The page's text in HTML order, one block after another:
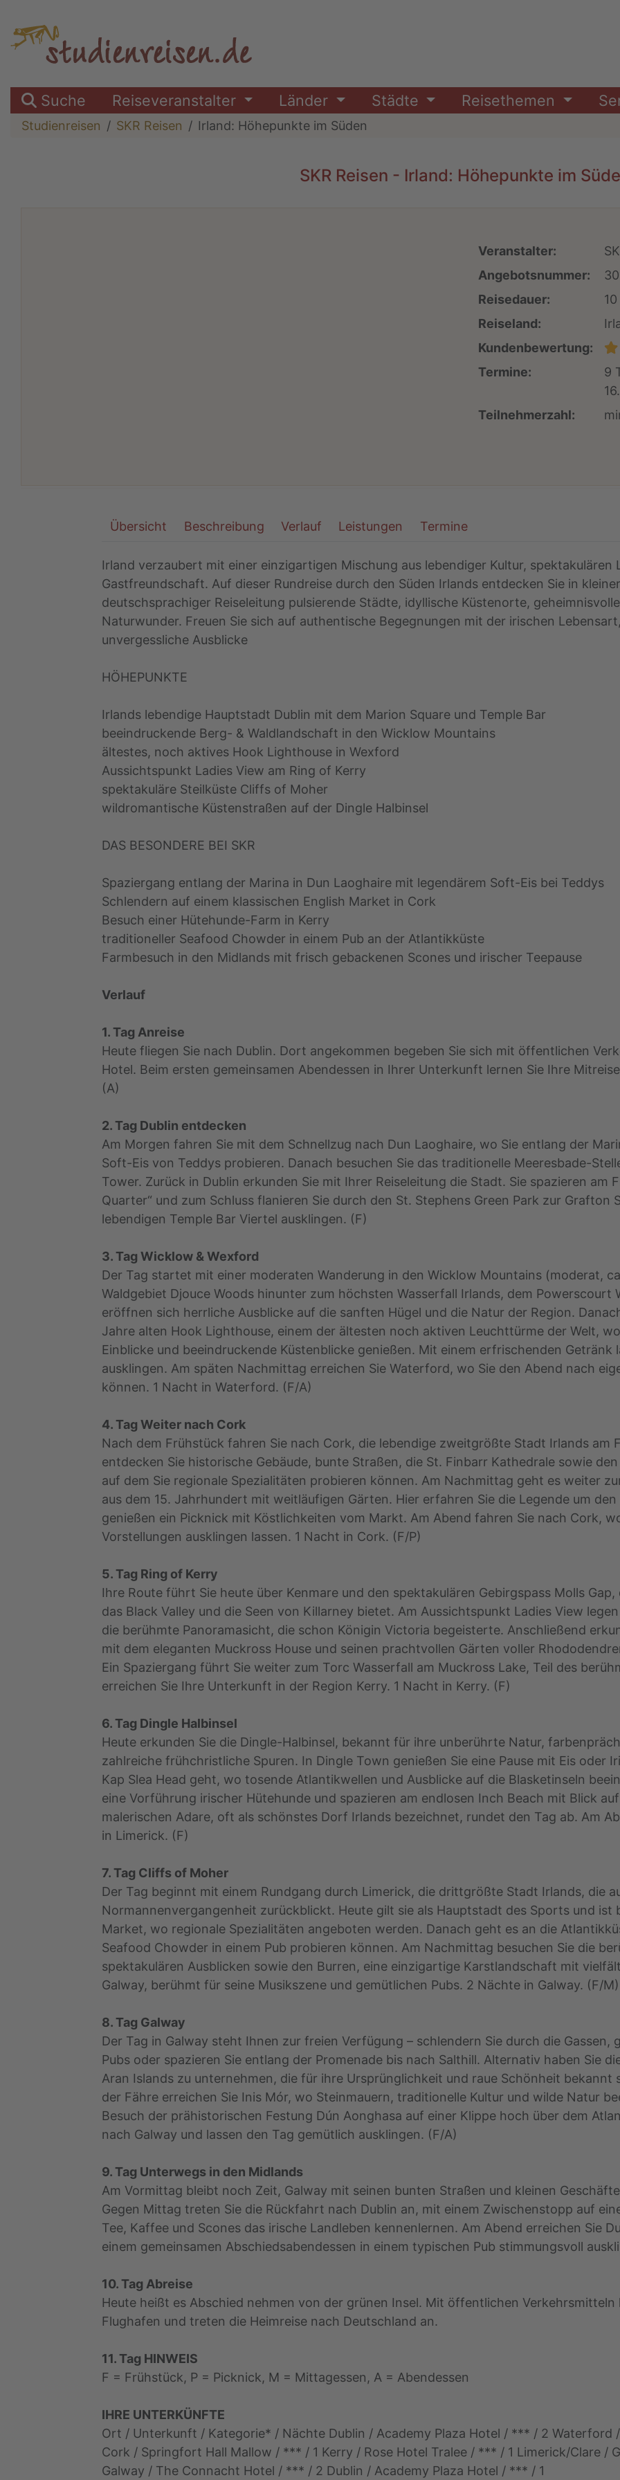
Suche Reiseveranstalter Länder Städte Reisethemen
Studienreisen SKR Reisen Irland: Höhepunkte im Süden
SKR Reisen - Irland: Höhepunkte im
Veranstalter:
Angebotsnummer:
Reisedauer:
Reiseland:
Kundenbewertung:
Termine:
9
Teilnehmerzahl:
Übersicht Beschreibung Verlauf Leistungen Termine
Irland verzaubert mit einer einzigartigen Mischung aus lebendiger Kultur, spektakulären
Gastfreundschaft. Auf dieser Rundreise durch den Süden Irlands entdecken Sie in
deutschsprachiger Reiseleitung pulsierende Städte, idyllische Küstenorte,
Naturwunder. Freuen Sie sich auf authentische Begegnungen mit der irischen
unvergessliche Ausblicke
HÖHEPUNKTE
Irlands lebendige Hauptstadt Dublin mit dem Marion Square und Temple Bar
beeindruckende Berg- & Waldlandschaft in den Wicklow Mountains
ältestes, noch aktives Hook Lighthouse in Wexford
Aussichtspunkt Ladies View am Ring of Kerry
spektakuläre Steilküste Cliffs of Moher
wildromantische Küstenstraßen auf der Dingle Halbinsel
DAS BESONDERE BEI SKR
Spaziergang entlang der Marina in Dun Laoghaire mit legendärem Soft-Eis bei Teddys
Schlendern auf einem klassischen English Market in Cork
Besuch einer Hütehunde-Farm in Kerry
traditioneller Seafood Chowder in einem Pub an der Atlantikküste
Farmbesuch in den Midlands mit frisch gebackenen Scones und irischer Teepause
Verlauf
1. Tag Anreise
Heute fliegen Sie nach Dublin. Dort angekommen begeben Sie sich mit öffentlichen
Hotel. Beim ersten gemeinsamen Abendessen in Ihrer Unterkunft lernen Sie Ihre
(A)
2. Tag Dublin entdecken
Am Morgen fahren Sie mit dem Schnellzug nach Dun Laoghaire, wo Sie entlang der
Soft-Eis von Teddys probieren. Danach besuchen Sie das traditionelle Meeresbade-
Tower. Zurück in Dublin erkunden Sie mit Ihrer Reiseleitung die Stadt. Sie spazieren am
Quarter“ und zum Schluss flanieren Sie durch den St. Stephens Green Park zur Grafton
lebendigen Temple Bar Viertel ausklingen. (F)
3. Tag Wicklow & Wexford
Der Tag startet mit einer moderaten Wanderung in den Wicklow Mountains (moderat,
Waldgebiet Djouce Woods hinunter zum höchsten Wasserfall Irlands, dem
eröffnen sich herrliche Ausblicke auf die sanften Hügel und die Natur der Region.
Jahre alten Hook Lighthouse, einem der ältesten noch aktiven Leuchttürme der Welt,
Einblicke und beeindruckende Küstenblicke genießen. Mit einem erfrischenden Getränk
ausklingen. Am späten Nachmittag erreichen Sie Waterford, wo Sie den Abend nach
können. 1 Nacht in Waterford. (F/A)
4. Tag Weiter nach Cork
Nach dem Frühstück fahren Sie nach Cork, die lebendige zweitgrößte Stadt Irlands am
entdecken Sie historische Gebäude, bunte Straßen, die St. Finbarr Kathedrale sowie
auf dem Sie regionale Spezialitäten probieren können. Am Nachmittag geht es weiter
aus dem 15. Jahrhundert mit weitläufigen Gärten. Hier erfahren Sie die Legende um
genießen ein Picknick mit Köstlichkeiten vom Markt. Am Abend fahren Sie nach Cork,
Vorstellungen ausklingen lassen. 1 Nacht in Cork. (F/P)
5. Tag Ring of Kerry
Ihre Route führt Sie heute über Kenmare und den spektakulären Gebirgspass Molls
das Black Valley und die Seen von Killarney bietet. Am Aussichtspunkt Ladies View
die berühmte Panoramasicht, die schon Königin Victoria begeisterte. Anschließend
mit dem eleganten Muckross House und seinen prachtvollen Gärten voller
Ein Spaziergang führt Sie weiter zum Torc Wasserfall am Muckross Lake, Teil des
erreichen Sie Ihre Unterkunft in der Region Kerry. 1 Nacht in Kerry. (F)
6. Tag Dingle Halbinsel
Heute erkunden Sie die Dingle-Halbinsel, bekannt für ihre unberührte Natur,
zahlreiche frühchristliche Spuren. In Dingle Town genießen Sie eine Pause mit Eis oder
Kap Slea Head geht, wo tosende Atlantikwellen und Ausblicke auf die Blasketinseln
eine Vorführung irischer Hütehunde und spazieren am endlosen Inch Beach mit Blick
malerischen Adare, oft als schönstes Dorf Irlands bezeichnet, rundet den Tag ab. Am
in Limerick. (F)
7. Tag Cliffs of Moher
Der Tag beginnt mit einem Rundgang durch Limerick, die drittgrößte Stadt Irlands, die
Normannenvergangenheit zurückblickt. Heute gilt sie als Hauptstadt des Sports und
Market, wo regionale Spezialitäten angeboten werden. Danach geht es an die
Seafood Chowder in einem Pub probieren können. Am Nachmittag besuchen Sie die
spektakulären Ausblicken sowie den Burren, eine einzigartige Karstlandschaft mit
Galway, berühmt für seine Musikszene und gemütlichen Pubs. 2 Nächte in Galway. (F/M)
8. Tag Galway
Der Tag in Galway steht Ihnen zur freien Verfügung – schlendern Sie durch die Gassen,
Pubs oder spazieren Sie entlang der Promenade bis nach Salthill. Alternativ haben Sie
Aran Islands zu unternehmen, die für ihre Ursprünglichkeit und raue Schönheit
der Fähre erreichen Sie Inis Mór, wo Steinmauern, traditionelle Kultur und wilde Natur
Besuch der prähistorischen Festung Dún Aonghasa auf einer Klippe hoch über dem
nach Galway und lassen den Tag gemütlich ausklingen. (F/A)
9. Tag Unterwegs in den Midlands
Am Vormittag bleibt noch Zeit, Galway mit seinen bunten Straßen und kleinen
Gegen Mittag treten Sie die Rückfahrt nach Dublin an, mit einem Zwischenstopp auf
Tee, Kaffee und Scones das irische Landleben kennenlernen. Am Abend erreichen Sie
einem gemeinsamen Abschiedsabendessen in einem typischen Pub stimmungsvoll
10. Tag Abreise
Heute heißt es Abschied nehmen von der grünen Insel. Mit öffentlichen Verkehrsmitteln
Flughafen und treten die Heimreise nach Deutschland an.
11. Tag HINWEIS
F = Frühstück, P = Picknick, M = Mittagessen, A = Abendessen
IHRE UNTERKÜNFTE
Ort / Unterkunft / Kategorie* / Nächte Dublin / Academy Plaza Hotel / *** / 2 Waterford
Cork / Springfort Hall Mallow / *** / 1 Kerry / Rose Hotel Tralee / *** / 1 Limerick/Clare /
Galway / The Connacht Hotel / *** / 2 Dublin / Academy Plaza Hotel / *** / 1